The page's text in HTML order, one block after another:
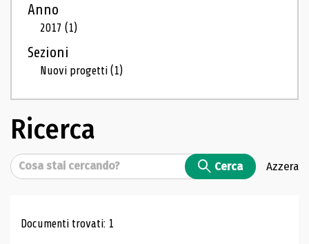
Anno
2017(1)
Sezioni
Nuovi progetti(1)
Ricerca
Cerca Cerca Azzera
Risultati di ricerca
Documenti trovati: 1